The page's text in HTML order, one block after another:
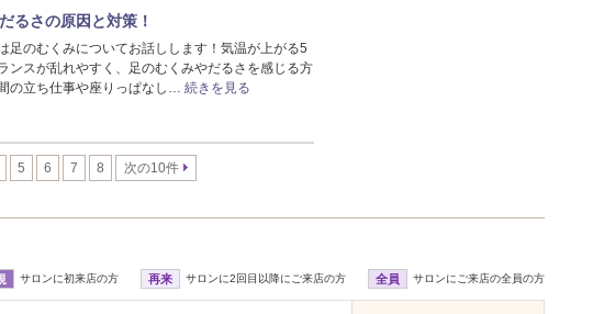
るさの原因と対策！
足のむくみについてお話しします！気温が上がる5
ンスが乱れやすく、足のむくみやだるさを感じる方
の立ち仕事や座りっぱなし… 続きを見る
5 6 7 8 次の10件
サロンに初来店の方 再来 サロンに2回目以降にご来店の方 全員 サロンにご来店の全員の方